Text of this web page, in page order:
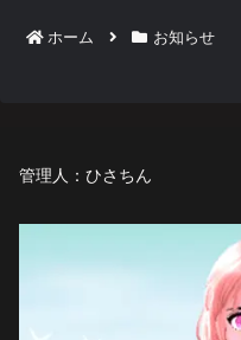
ホーム お知らせ
管理人：ひさちん